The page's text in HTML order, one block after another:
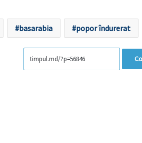
basarabia popor îndurerat